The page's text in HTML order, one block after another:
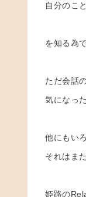
自分のこ
を知る為
ただ会話
気になっ
他にもい
それはま
姫路の